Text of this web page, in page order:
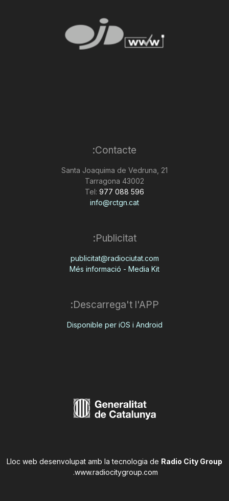
Contacte:
Santa Joaquima de Vedruna, 21
43002 Tarragona
Tel: 977 088 596
info@rctgn.cat
Publicitat:
publicitat@radiociutat.com
Més informació - Media Kit
Descarrega't l'APP:
Disponible per iOS i Android
Lloc web desenvolupat amb la tecnologia de Radio City Group
www.radiocitygroup.com
.